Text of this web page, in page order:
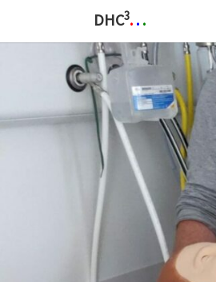
DHC3. . .